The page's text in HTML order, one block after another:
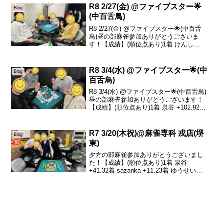
ルトップは山川...
Blog
R8 2/27(金) @ファイブスター🌟
(中百舌鳥)
R8 2/27(金) @ファイブスター🌟(中百舌
鳥)昼の部麻雀参加ありがとうございま
す！【成績】(順位点あり)1着 けんし
ルトップはけん...
Blog
R8 3/4(水) @ファイブスター🌟(中
百舌鳥)
R8 3/4(水) @ファイブスター🌟(中百舌鳥)
昼の部麻雀参加ありがとうございます！
【成績】(順位点あり)1着 泉谷 +102.92着
んです！...
Blog
R7 3/20(木祝)@麻雀専科 戎店(堺
東)
夕方の部麻雀参加ありがとうございまし
た！【成績】(順位点あり)1着 泉谷
+41.32着 sazanka +11.23着 ゆうせい